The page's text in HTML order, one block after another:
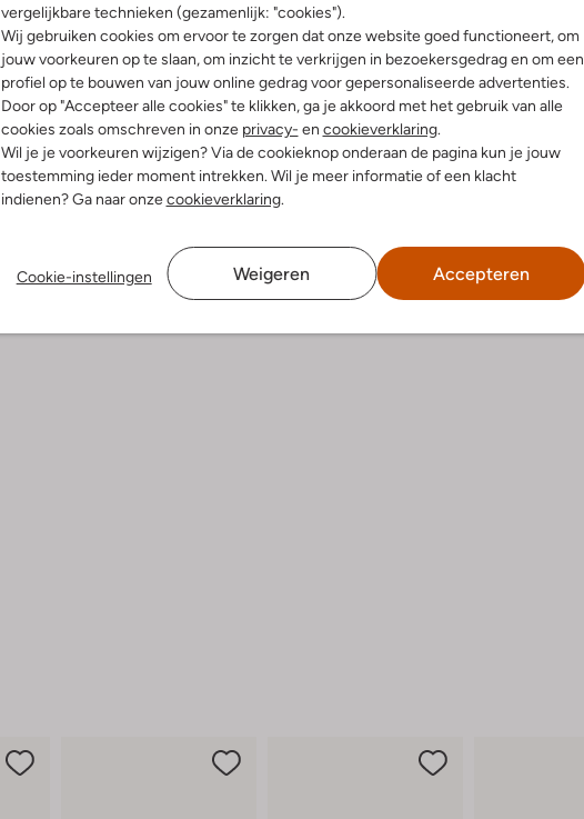
vergelijkbare technieken (gezamenlijk: "cookies").
Wij gebruiken cookies om ervoor te zorgen dat onze website goed functioneert, om
jouw voorkeuren op te slaan, om inzicht te verkrijgen in bezoekersgedrag en om een
profiel op te bouwen van jouw online gedrag voor gepersonaliseerde advertenties.
Door op "Accepteer alle cookies" te klikken, ga je akkoord met het gebruik van alle
cookies zoals omschreven in onze privacy- en cookieverklaring.
Wil je je voorkeuren wijzigen? Via de cookieknop onderaan de pagina kun je jouw
toestemming ieder moment intrekken. Wil je meer informatie of een klacht
indienen? Ga naar onzecookieverklaring.
Cookie-instellingen Weigeren Accepteren
Product informatie
4/5